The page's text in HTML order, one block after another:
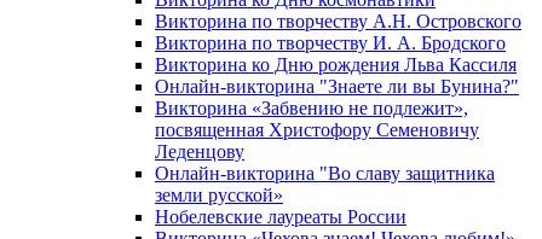
Викторина по творчеству А.Н. Островского
Викторина по творчеству И. А. Бродского
Викторина ко Дню рождения Льва Кассиля
Онлайн-викторина "Знаете ли вы Бунина?"
Викторина «Забвению не подлежит»,
посвященная Христофору Семеновичу
Леденцову
Онлайн-викторина "Во славу защитника
земли русской»
Нобелевские лауреаты России